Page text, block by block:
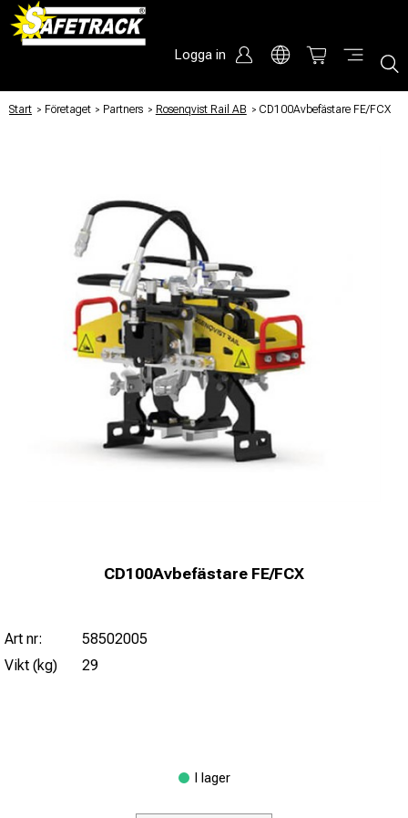
Logga in
Start / Företaget / Partners / Rosenqvist Rail AB / CD100Avbefästare FE/FCX
CD100Avbefästare FE/FCX
Art nr:
58502005
Vikt (kg)
29
I lager